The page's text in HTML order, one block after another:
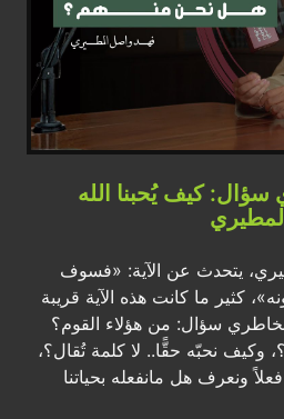
كيف يُحبنا الله
يتحدث عن الآية: «فسوف
كثير ما كانت هذه الآية قريبة
بخاطري سؤال: من هؤلاء القوم؟
وكيف نحبّه حقًّا.. لا كلمة تُقال؟،
ونعرف هل مانفعله بحياتنا